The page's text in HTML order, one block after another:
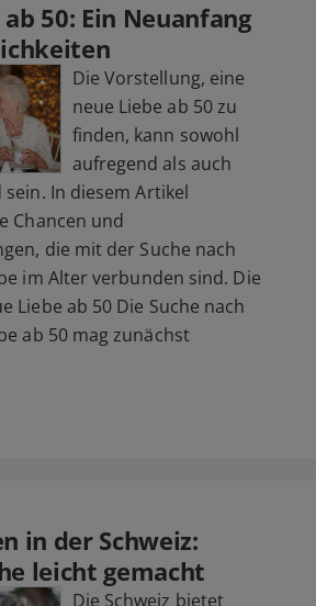
50: Ein Neuanfang
Die Vorstellung, eine
neue Liebe ab 50 zu
finden, kann sowohl
aufregend als auch
In diesem Artikel
Chancen und
die mit der Suche nach
im Alter verbunden sind. Die
Liebe ab 50 Die Suche nach
ab 50 mag zunächst
in der Schweiz:
leicht gemacht
Die Schweiz bietet